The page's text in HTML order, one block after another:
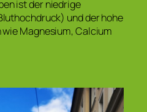
ist der niedrige
und der hohe
Magnesium, Calcium